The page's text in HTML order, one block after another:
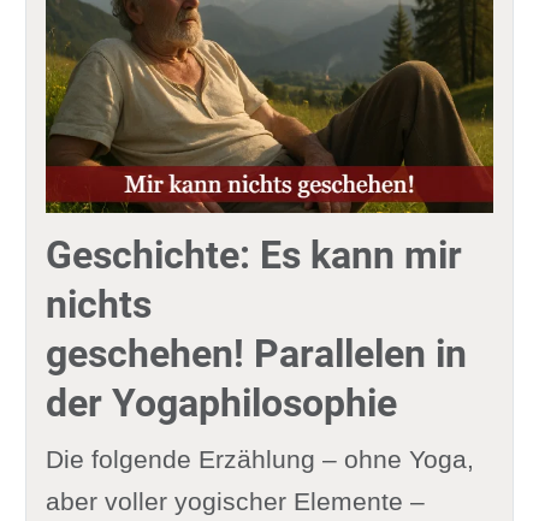
Geschichte: Es kann mir
nichts
geschehen! Parallelen in
der Yogaphilosophie
Die folgende Erzählung – ohne Yoga,
aber voller yogischer Elemente –